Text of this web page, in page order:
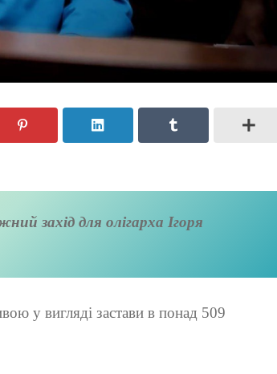
захід для олігарха Ігоря
у вигляді застави в понад 509